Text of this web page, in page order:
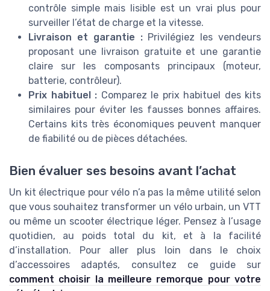
contrôle simple mais lisible est un vrai plus pour
surveiller l’état de charge et la vitesse.
Livraison et garantie :Privilégiez les vendeurs
proposant une livraison gratuite et une garantie
claire sur les composants principaux (moteur,
batterie, contrôleur).
Prix habituel : Comparez le prix habituel des kits
similaires pour éviter les fausses bonnes affaires.
Certains kits très économiques peuvent manquer
de fiabilité ou de pièces détachées.
Bien évaluer ses besoins avant l’achat
Un kit électrique pour vélo n’a pas la même utilité selon
que vous souhaitez transformer un vélo urbain, un VTT
ou même un scooter électrique léger. Pensez à l’usage
quotidien, au poids total du kit, et à la facilité
d’installation. Pour aller plus loin dans le choix
d’accessoires adaptés, consultez ce guide sur
comment choisir la meilleure remorque pour votre